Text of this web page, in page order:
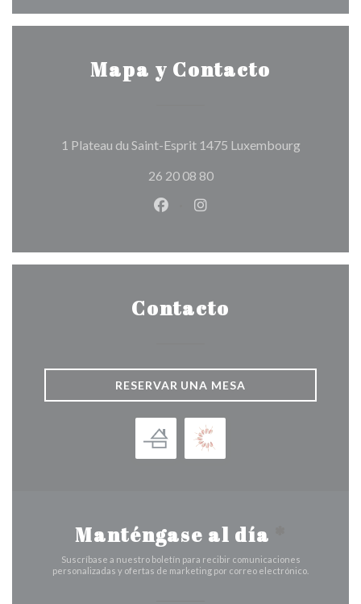
Mapa y Contacto
1 Plateau du Saint-Esprit 1475 Luxembourg((abre en
26 20 08 80
Facebook ((abre en una nueva
Instagram ((abre en una
Contacto
RESERVAR UNA MESA
Manténgase al día
Suscríbase a nuestro boletín para recibir comunicaciones
personalizadas y ofertas de marketing por correo electrónico.